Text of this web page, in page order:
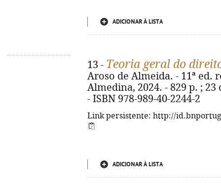
ADICIONAR À LISTA
13 - Teoria geral do
Aroso de Almeida. - 11ª ed.
Almedina, 2024. - 829 p. ;
- ISBN 978-989-40-2244-2
Link persistente: http://
ADICIONAR À LISTA